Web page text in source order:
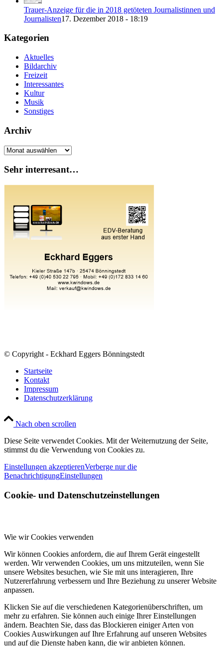
Trauer-Anzeige für die in 2018 getöteten Journalistinnen und
Journalisten17. Dezember 2018 - 18:19
Kategorien
Aktuelles
Bildarchiv
Freizeit
Interessantes
Kultur
Musik
Sonstiges
Archiv
Archiv
Sehr interresant…
© Copyright - Eckhard Eggers Bönningstedt
Startseite
Kontakt
Impressum
Datenschutzerklärung
Nach oben scrollen
Diese Seite verwendet Cookies. Mit der Weiternutzung der Seite,
stimmst du die Verwendung von Cookies zu.
Einstellungen akzeptierenVerberge nur die
BenachrichtigungEinstellungen
Cookie- und Datenschutzeinstellungen
Wie wir Cookies verwenden
Wir können Cookies anfordern, die auf Ihrem Gerät eingestellt
werden. Wir verwenden Cookies, um uns mitzuteilen, wenn Sie
unsere Websites besuchen, wie Sie mit uns interagieren, Ihre
Nutzererfahrung verbessern und Ihre Beziehung zu unserer Website
anpassen.
Klicken Sie auf die verschiedenen Kategorienüberschriften, um
mehr zu erfahren. Sie können auch einige Ihrer Einstellungen
ändern. Beachten Sie, dass das Blockieren einiger Arten von
Cookies Auswirkungen auf Ihre Erfahrung auf unseren Websites
und auf die Dienste haben kann, die wir anbieten können.